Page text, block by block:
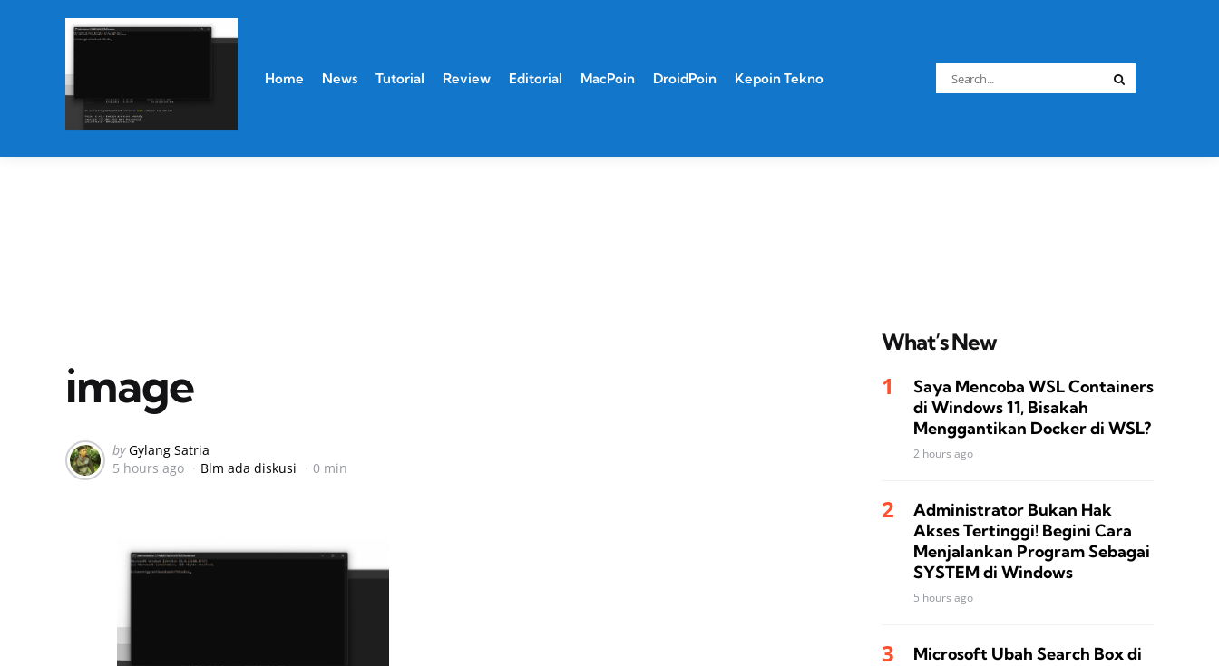
Home News Tutorial Review Editorial MacPoin DroidPoin Kepoin Tekno
Search
for:
image
Posted
by
by Gylang Satria
5 hours ago
Blm ada diskusi 0 min
What’s New
Saya Mencoba WSL Containers
di Windows 11, Bisakah
Menggantikan Docker di WSL?
2 hours ago
Administrator Bukan Hak
Akses Tertinggi! Begini Cara
Menjalankan Program Sebagai
SYSTEM di Windows
5 hours ago
Microsoft Ubah Search Box di